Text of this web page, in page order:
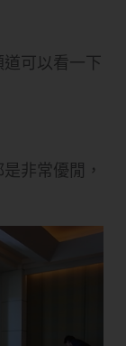
可以看一下
非常優閒，